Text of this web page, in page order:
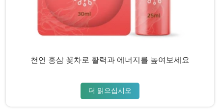
천연 홍삼 꽃차로 활력과 에너지를 높여보세요
더 읽으십시오